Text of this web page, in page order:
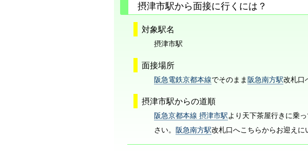
摂津市駅から面接に行くには？
対象駅名
摂津市駅
面接場所
阪急電鉄京都本線でそのまま 阪急南方駅改札口
摂津市駅からの道順
阪急京都本線 摂津市駅より天下茶屋行きに乗っ
さい。
阪急南方駅改札口へこちらからお迎えに